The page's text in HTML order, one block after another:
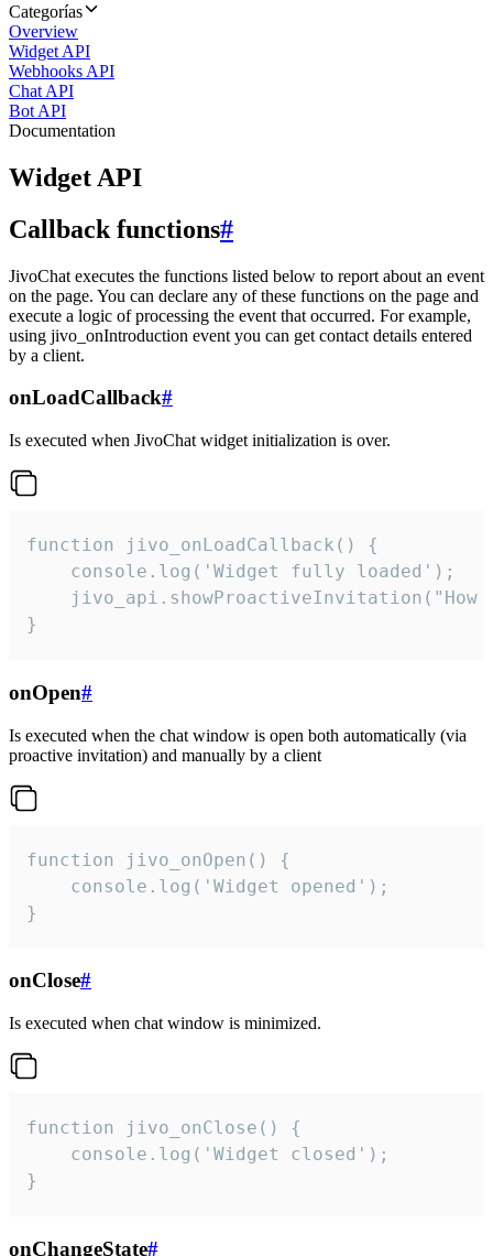
Categorías
Overview
Widget API
Webhooks API
Chat API
Bot API
Documentation
Widget API
Callback functions#
JivoChat executes the functions listed below to report about an event
on the page. You can declare any of these functions on the page and
execute a logic of processing the event that occurred. For example,
using jivo_onIntroduction event you can get contact details entered
by a client.
onLoadCallback#
Is executed when JivoChat widget initialization is over.
function jivo_onLoadCallback() {
    console.log('Widget fully loaded');
jivo_api.showProactiveInvitation("How
}
onOpen#
Is executed when the chat window is open both automatically (via
proactive invitation) and manually by a client
function jivo_onOpen() {
    console.log('Widget opened');
}
onClose#
Is executed when chat window is minimized.
function jivo_onClose() {
    console.log('Widget closed');
}
onChangeState#